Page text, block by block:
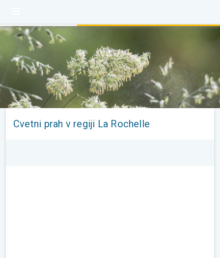
Cvetni prah v regiji La Rochelle